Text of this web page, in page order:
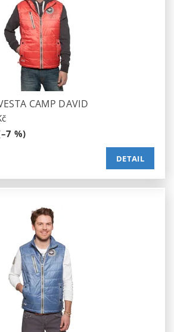
CAMP DAVID
%)
DETAIL